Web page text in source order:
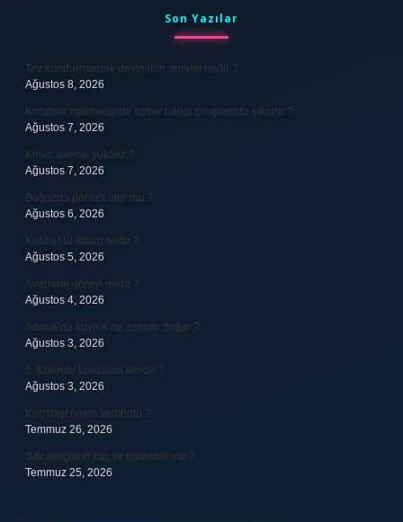
Son Yazılar
Toz kondurmamak deyiminin anlamı nedir ?
Ağustos 8, 2026
Kurutma makinesinde kotlar hangi programda yıkanır ?
Ağustos 7, 2026
Kimin averajı yüksek ?
Ağustos 7, 2026
Boğazda parazit olur mu ?
Ağustos 6, 2026
Kubbet-ül-İslam nedir ?
Ağustos 5, 2026
Avarların görevi nedir ?
Ağustos 4, 2026
Adana’da kuyruk ne zaman doğar ?
Ağustos 3, 2026
5. Kolordu komutanı kimdir ?
Ağustos 3, 2026
Koç başı neyin sembolü ?
Temmuz 26, 2026
Sıfır araçların kaç yıl garantisi var ?
Temmuz 25, 2026